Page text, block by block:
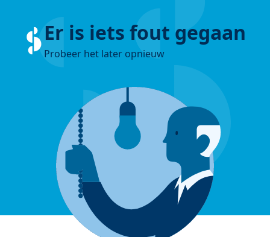
Er is iets fout gegaan
Probeer het later opnieuw